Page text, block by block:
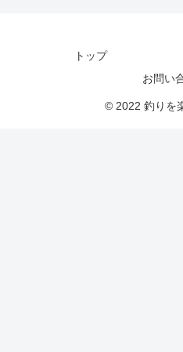
トップ
お問い
© 2022 釣りを